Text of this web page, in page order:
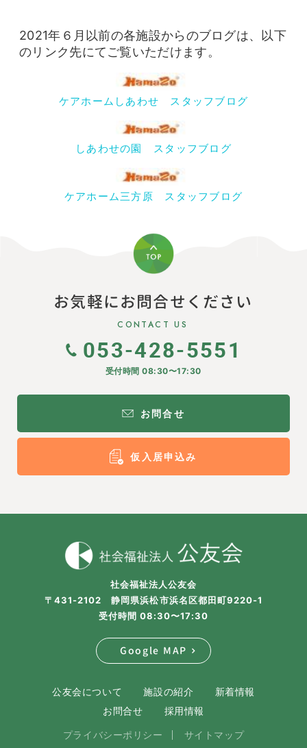
2021年６月以前の各施設からのブログは、以下
のリンク先にてご覧いただけます。
ケアホームしあわせ スタッフブログ
しあわせの園 スタッフブログ
ケアホーム三方原 スタッフブログ
お気軽にお問合せください
CONTACT US
053-428-5551
受付時間 08:30〜17:30
お問合せ
仮入居申込み
社会福祉法人公友会
〒431-2102 静岡県浜松市浜名区都田町9220-1
受付時間 08:30〜17:30
Google MAP
公友会について 施設の紹介
新着情報
お問合せ
採用情報
プライバシーポリシー サイトマップ